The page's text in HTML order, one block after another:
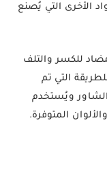
الأخرى التي يُصنع
للكسر والتلف
التي تم
الشاور ويُستخدم
المتوفرة.